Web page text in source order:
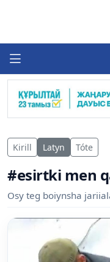
Kirill Latyn Tóte
#esirtki men
Osy teg boiynsha